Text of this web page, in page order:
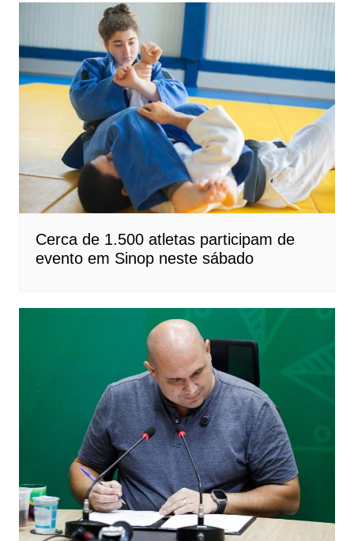
Cerca de 1.500 atletas participam de
evento em Sinop neste sábado